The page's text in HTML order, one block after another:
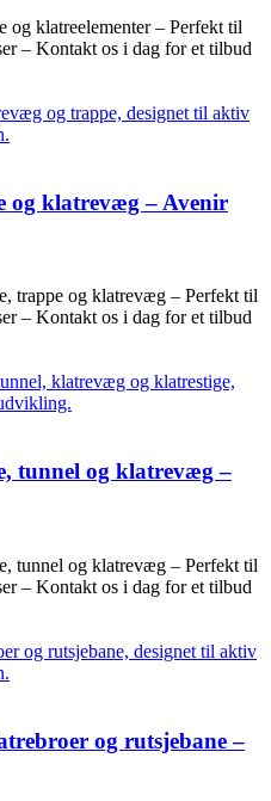
og klatreelementer – Perfekt til
– Kontakt os i dag for et tilbud
og klatrevæg – Avenir
trappe og klatrevæg – Perfekt til
– Kontakt os i dag for et tilbud
tunnel og klatrevæg –
tunnel og klatrevæg – Perfekt til
– Kontakt os i dag for et tilbud
og rutsjebane –